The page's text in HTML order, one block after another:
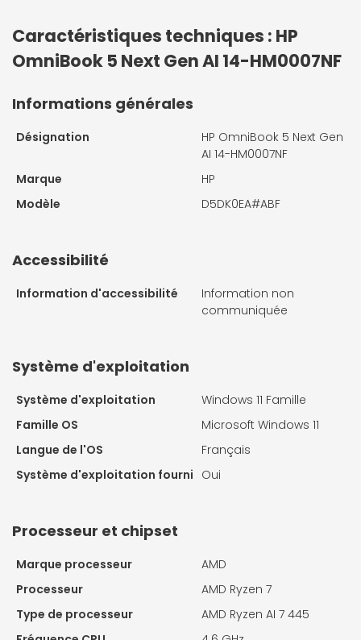
Caractéristiques techniques : HP
OmniBook 5 Next Gen AI 14-HM0007NF
Informations générales
Désignation
HP OmniBook 5 Next Gen
AI 14-HM0007NF
Marque
HP
Modèle
D5DK0EA#ABF
Accessibilité
Information d'accessibilité
Information non
communiquée
Système d'exploitation
Système d'exploitation
Windows 11 Famille
Famille OS
Microsoft Windows 11
Langue de l'OS
Français
Système d'exploitation fourni Oui
Processeur et chipset
Marque processeur
AMD
Processeur
AMD Ryzen 7
Type de processeur
AMD Ryzen AI 7 445